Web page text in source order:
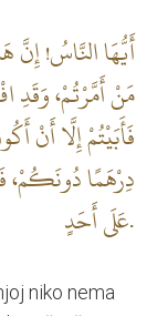
أَيُّهَا النَّاسُ!
مَنْ أَمَّرْتُمْ، وَقَدِ
فَأَبَيْتُمْ إِلَّا أَنْ
دِرْهَمًا دُونَكُمْ،
عَلَى أَحَدٍ.
niko nema